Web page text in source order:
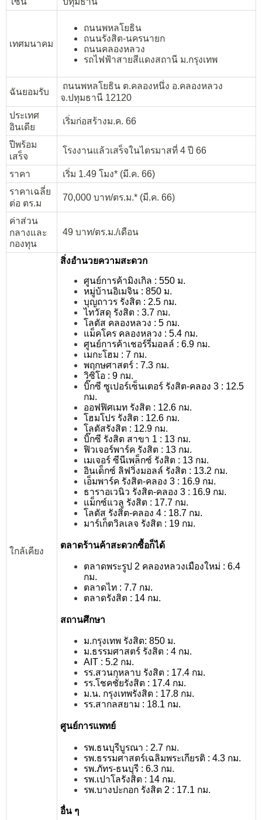
เทศมนาคม
ถนนพหลโยธิน
ถนนรังสิต-นครนายก
ถนนคลองหลวง
รถไฟฟ้าสายสีแดงสถานี ม.กรุงเทพ
ฉันยอมรับ
ถนนพหลโยธิน ต.คลองหนึ่ง อ.คลองหลวง
จ.ปทุมธานี 12120
ประเทศ
อินเดีย
เริ่มก่อสร้างม.ค. 66
ปีพร้อม
เสร็จ
โรงงานแล้วเสร็จในไตรมาสที่ 4 ปี 66
ราคา
เริ่ม 1.49 โมง* (มี.ค. 66)
ราคาเฉลี่ย
ต่อ ตร.ม
70,000 บาท/ตร.ม.* (มี.ค. 66)
ค่าส่วน
กลางและ
กองทุน
49 บาท/ตร.ม./เดือน
ใกล้เคียง
สิ่งอำนวยความสะดวก
ศูนย์การค้ามิงเกิล : 550 ม.
หมู่บ้านอิเมจิน : 850 ม.
บุญถาวร รังสิต : 2.5 กม.
ไทวัสดุ รังสิต : 3.7 กม.
โลตัส คลองหลวง : 5 กม.
แม็คโคร คลองหลวง : 5.4 กม.
ศูนย์การค้าเชอร์รี่มอลล์ : 6.9 กม.
เมกะโฮม : 7 กม.
พฤกษศาสตร์ : 7.3 กม.
วิซิโอ : 9 กม.
บิ๊กซี ซูเปอร์เซ็นเตอร์ รังสิต-คลอง 3 : 12.5
กม.
ออฟฟิศเมท รังสิต : 12.6 กม.
โฮมโปร รังสิต : 12.6 กม.
โลตัสรังสิต : 12.9 กม.
บิ๊กซี รังสิต สาขา 1 : 13 กม.
ฟิวเจอร์พาร์ค รังสิต : 13 กม.
เมเจอร์ ซีนีเพล็กซ์ รังสิต : 13 กม.
อินเด็กซ์ ลิฟวิ่งมอลล์ รังสิต : 13.2 กม.
เอ็มพาร์ค รังสิต-คลอง 3 : 16.9 กม.
ธาราอเวนิว รังสิต-คลอง 3 : 16.9 กม.
แม็กซ์แวลู รังสิต : 17.7 กม.
โลตัส รังสิต-คลอง 4 : 18.7 กม.
มาร์เก็ตวิลเลจ รังสิต : 19 กม.
ตลาดร้านค้าสะดวกซื้อก็ได้
ตลาดพระรูป 2 คลองหลวงเมืองใหม่ : 6.4
กม.
ตลาดไท : 7.7 กม.
ตลาดรังสิต : 14 กม.
สถานศึกษา
ม.กรุงเทพ รังสิต: 850 ม.
ม.ธรรมศาสตร์ รังสิต : 4 กม.
AIT : 5.2 กม.
รร.สวนกุหลาบ รังสิต : 17.4 กม.
รร.โชคชัยรังสิต : 17.4 กม.
ม.น. กรุงเทพรังสิต : 17.8 กม.
รร.สากลสยาม : 18.1 กม.
ศูนย์การแพทย์
รพ.ธนบุรีบูรณา : 2.7 กม.
รพ.ธรรมศาสตร์เฉลิมพระเกียรติ : 4.3 กม.
รพ.ภัทร-ธนบุรี : 6.3 กม.
รพ.เปาโลรังสิต : 14 กม.
รพ.บางปะกอก รังสิต 2 : 17.1 กม.
อื่น ๆ